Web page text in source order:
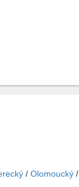
/ Olomoucký /